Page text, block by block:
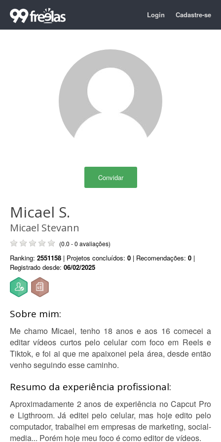
Login Cadastre-se
Convidar
Micael S.
Micael Stevann
(0.0 - 0 avaliações)
Ranking: 2551158 | Projetos concluídos: 0 | Recomendações: 0 |
Registrado desde: 06/02/2025
Sobre mim:
Me chamo Micael, tenho 18 anos e aos 16 comecei a
editar vídeos curtos pelo celular com foco em Reels e
Tiktok, e foi ai que me apaixonei pela área, desde então
venho seguindo esse caminho.
Resumo da experiência profissional:
Aproximadamente 2 anos de experiência no Capcut Pro
e Ligthroom. Já editei pelo celular, mas hoje edito pelo
computador, trabalhei em empresas de marketing, social-
media... Porém hoje meu foco é como editor de vídeos.